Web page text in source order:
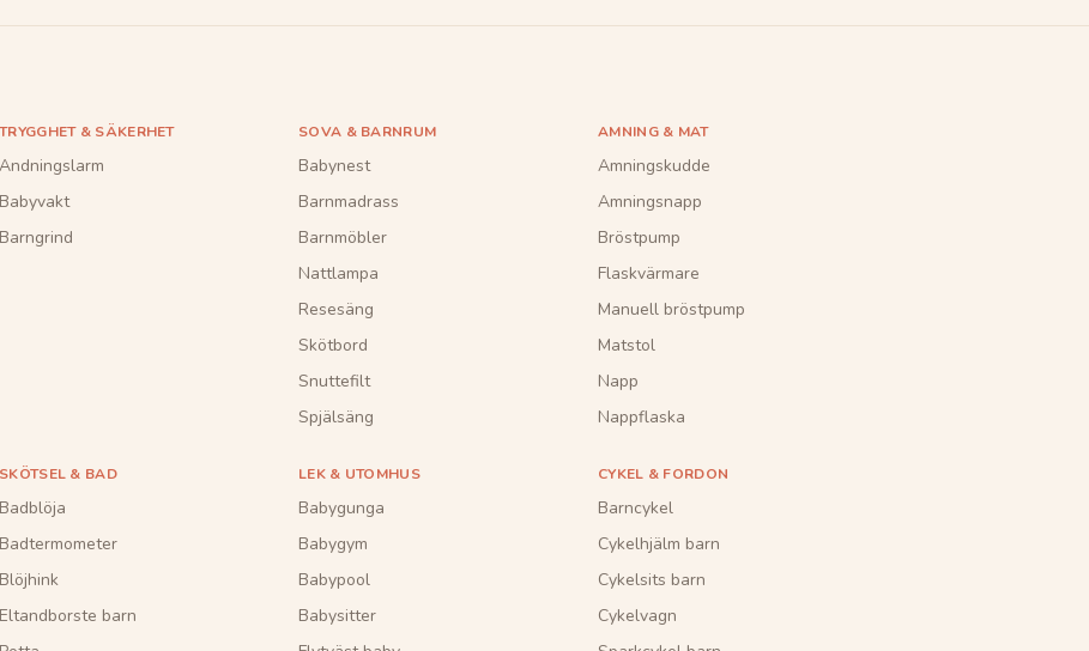
TRYGGHET & SÄKERHET
Andningslarm
Babyvakt
Barngrind
SOVA & BARNRUM
Babynest
Barnmadrass
Barnmöbler
Nattlampa
Resesäng
Skötbord
Snuttefilt
Spjälsäng
AMNING & MAT
Amningskudde
Amningsnapp
Bröstpump
Flaskvärmare
Manuell bröstpump
Matstol
Napp
Nappflaska
SKÖTSEL & BAD
Badblöja
Badtermometer
Blöjhink
Eltandborste barn
LEK & UTOMHUS
Babygunga
Babygym
Babypool
Babysitter
CYKEL & FORDON
Barncykel
Cykelhjälm barn
Cykelsits barn
Cykelvagn